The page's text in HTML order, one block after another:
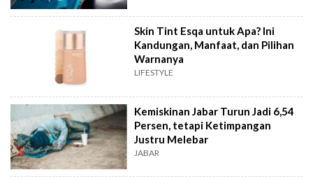
Skin Tint Esqa untuk Apa? Ini
Kandungan, Manfaat, dan Pilihan
Warnanya
LIFESTYLE
Kemiskinan Jabar Turun Jadi 6,54
Persen, tetapi Ketimpangan
Justru Melebar
JABAR